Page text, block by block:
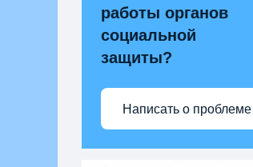
работы органов
социальной
защиты?
Написать о проблеме